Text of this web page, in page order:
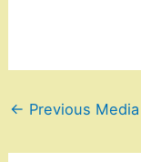
← Previous Media